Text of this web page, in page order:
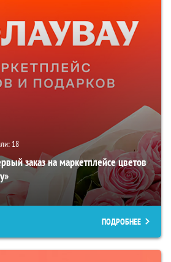
18
заказ на маркетплейсе цветов
ПОДРОБНЕЕ